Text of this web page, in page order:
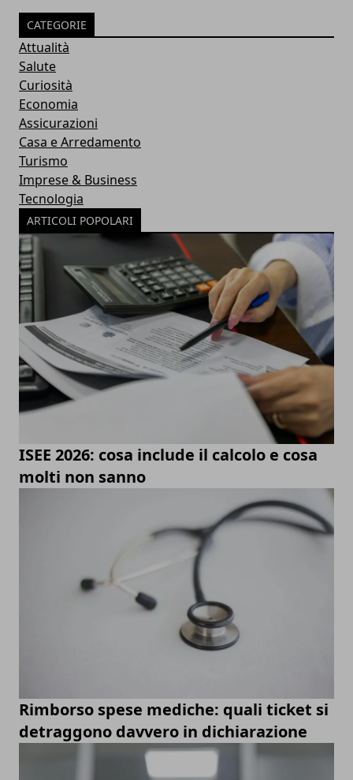
CATEGORIE
Attualità
Salute
Curiosità
Economia
Assicurazioni
Casa e Arredamento
Turismo
Imprese & Business
Tecnologia
ARTICOLI POPOLARI
ISEE 2026: cosa include il calcolo e cosa
molti non sanno
Rimborso spese mediche: quali ticket si
detraggono davvero in dichiarazione